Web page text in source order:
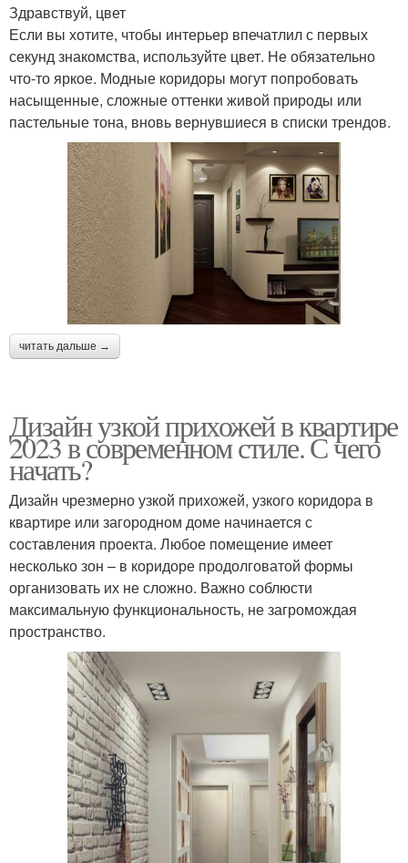
Здравствуй, цвет
Если вы хотите, чтобы интерьер впечатлил с первых
секунд знакомства, используйте цвет. Не обязательно
что-то яркое. Модные коридоры могут попробовать
насыщенные, сложные оттенки живой природы или
пастельные тона, вновь вернувшиеся в списки трендов.
читать дальше →
Дизайн узкой прихожей в квартире
2023 в современном стиле. С чего
начать?
Дизайн чрезмерно узкой прихожей, узкого коридора в
квартире или загородном доме начинается с
составления проекта. Любое помещение имеет
несколько зон – в коридоре продолговатой формы
организовать их не сложно. Важно соблюсти
максимальную функциональность, не загромождая
пространство.